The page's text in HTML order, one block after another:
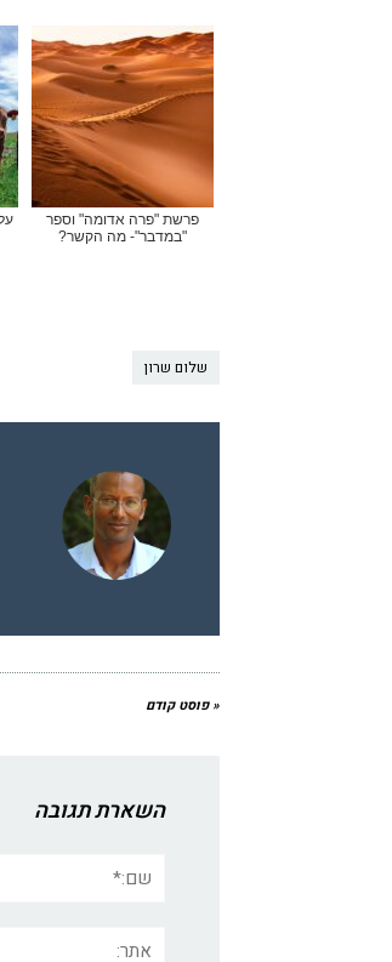
פרשת "פרה אדומה" וספר
"במדבר"- מה הקשר?
שלום שרון
« פוסט קודם
השארת תגובה